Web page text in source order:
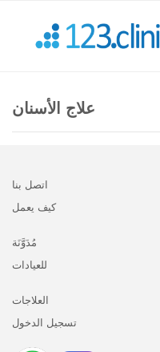
علاج الأسنان
اتصل بنا
كيف يعمل
مُدَوَّنَة
للعيادات
العلاجات
تسجيل الدخول